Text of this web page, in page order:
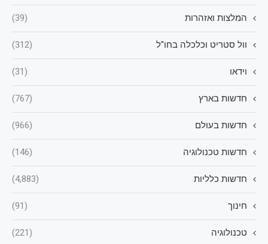
המלצות ואזהרות (39)
וול סטריט וכלכלה בחו"ל (312)
וידאו (31)
חדשות בארץ (767)
חדשות בעולם (966)
חדשות טכנולוגיה (146)
חדשות כלליות (4,883)
חינוך (91)
טכנולוגיה (221)